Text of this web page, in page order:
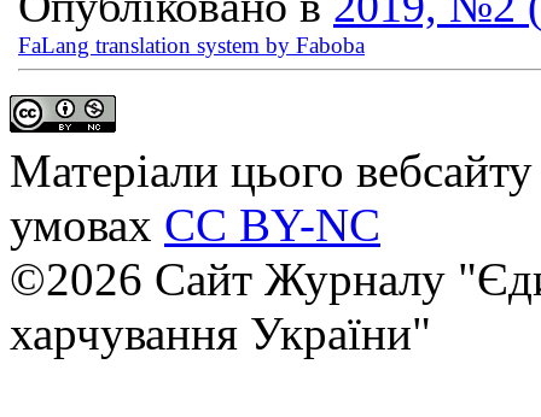
FaLang translation system by Faboba
Матеріали цього
умовах CC BY-NC
©2026 Сайт Журналу
харчування України"